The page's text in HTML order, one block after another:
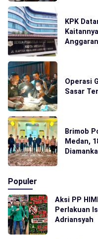
KPK
Operasi
Sasar
Brimob
Medan,
Populer
Aksi PP
Perlakuan
Adriansyah